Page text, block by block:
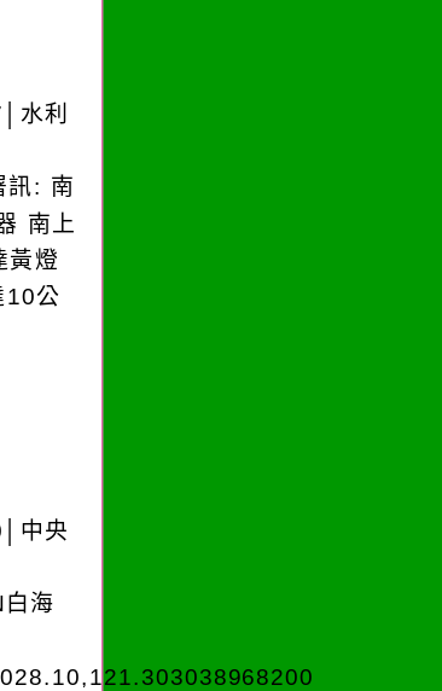
水利
訊: 南
南上
黃燈
10公
中央
海